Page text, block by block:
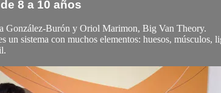
8 a 10 años
González-Burón y Oriol Marimon, Big Van Theory.
un sistema con muchos elementos: huesos,